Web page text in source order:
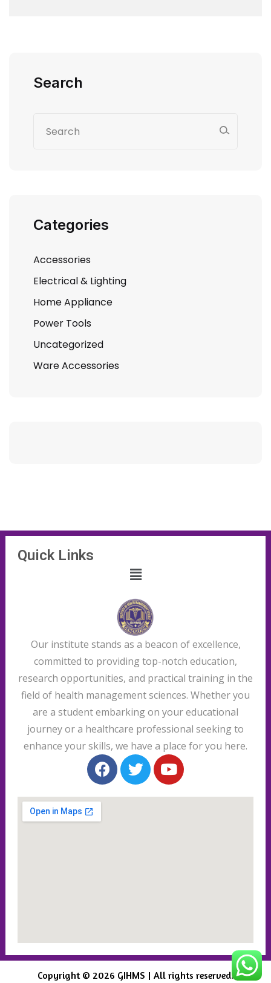
Search
Categories
Accessories
Electrical & Lighting
Home Appliance
Power Tools
Uncategorized
Ware Accessories
Quick Links
Our institute stands as a beacon of excellence,
committed to providing top-notch education,
research opportunities, and practical training in the
field of health management sciences. Whether you
are a student embarking on your educational
journey or a healthcare professional seeking to
enhance your skills, we have a place for you here.
Copyright © 2026 GIHMS | All rights reserved.